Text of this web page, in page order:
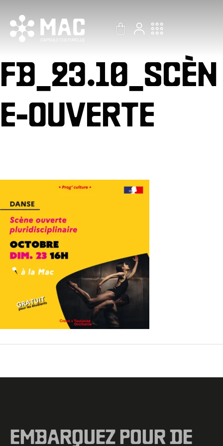
contenu
FB_23.10_SCÈN
E-OUVERTE
EMBARQUEZ POUR DE